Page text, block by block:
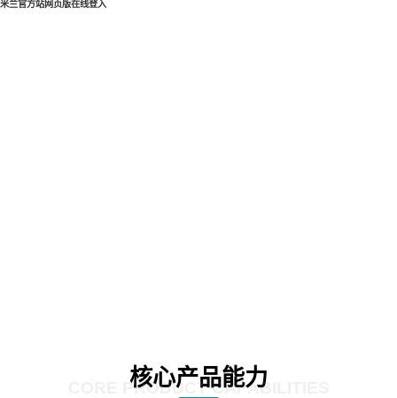
米兰官方站网页版在线登入
核心产品能力
CORE PRODUCT CAPABILITIES